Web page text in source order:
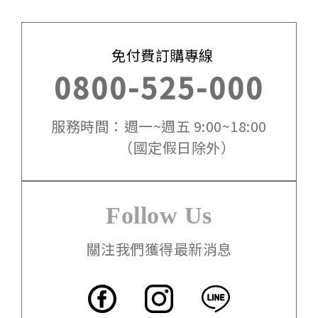
免付費訂購專線
0800-525-000
服務時間：週一~週五 9:00~18:00
（國定假日除外）
Follow Us
關注我們獲得最新消息